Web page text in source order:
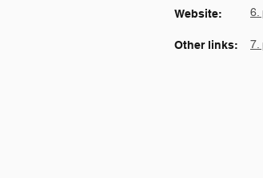
Other links: 7.
Website: 6.